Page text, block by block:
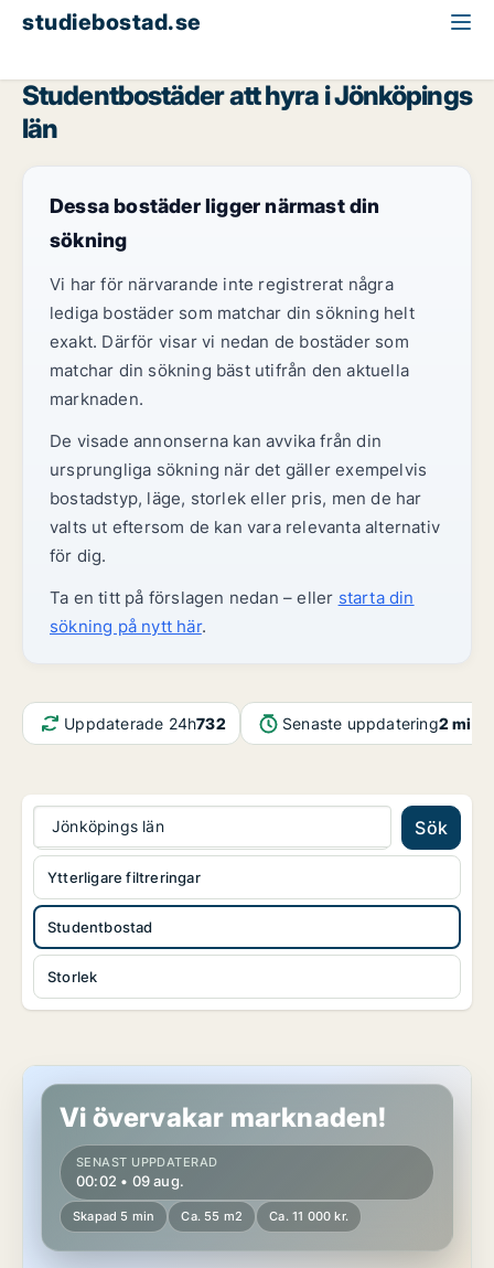
studiebostad.se
Studentbostäder att hyra i Jönköpings
län
Dessa bostäder ligger närmast din
sökning
Vi har för närvarande inte registrerat några
lediga bostäder som matchar din sökning helt
exakt. Därför visar vi nedan de bostäder som
matchar din sökning bäst utifrån den aktuella
marknaden.
De visade annonserna kan avvika från din
ursprungliga sökning när det gäller exempelvis
bostadstyp, läge, storlek eller pris, men de har
valts ut eftersom de kan vara relevanta alternativ
för dig.
Ta en titt på förslagen nedan – eller starta din
sökning på nytt här.
Uppdaterade 24h732 Senaste uppdatering2 min
Jönköpings län Sök
Studentbostad
Storlek
Ytterligare filtreringar
Lägenhet i Nässjö, Solberga
Vi övervakar marknaden!
SENAST UPPDATERAD
00:02 • 09 aug.
Skapad 5 min Ca. 55 m2 Ca. 11 000 kr.